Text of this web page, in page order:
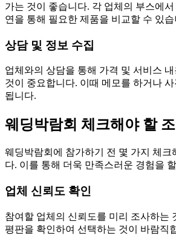
가는 것이 좋습니다. 각 업체의 부스에서
연을 통해 필요한 제품을 비교할 수 있습
상담 및 정보 수집
업체와의 상담을 통해 가격 및 서비스
것이 중요합니다. 이때 메모를 하거나 사
됩니다.
웨딩박람회 체크해야 할
웨딩박람회에 참가하기 전 몇 가지 체크
다. 이를 통해 더욱 만족스러운 경험을
업체 신뢰도 확인
참여할 업체의 신뢰도를 미리 조사하는
평판을 확인하여 선택하는 것이 바람직